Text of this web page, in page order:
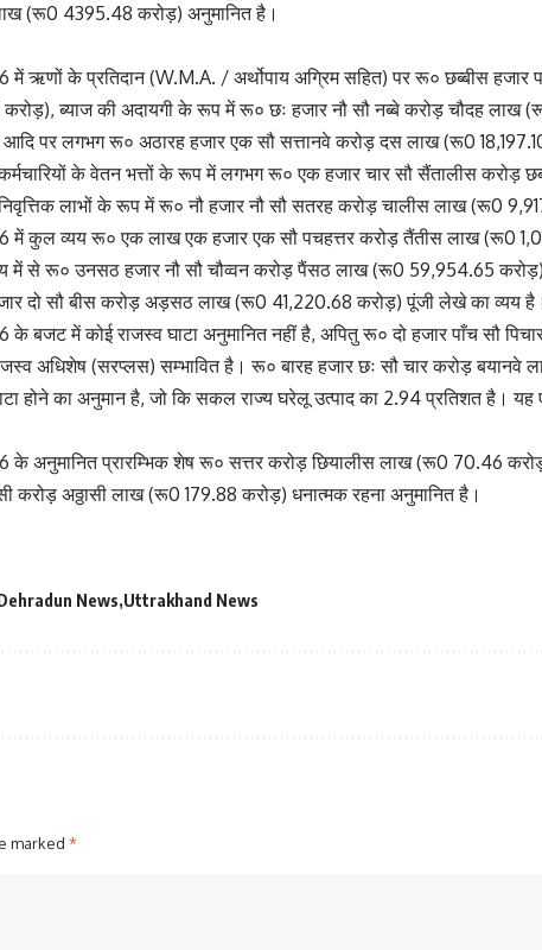
(रू0 4395.48 करोड़) अनुमानित है।
में ऋणों के प्रतिदान (W.M.A. / अर्थोपाय अग्रिम सहित) पर रू० छब्बीस
ब्याज की अदायगी के रूप में रू० छः हजार नौ सौ नब्बे करोड़ चौदह लाख
पर लगभग रू० अठारह हजार एक सौ सत्तानवे करोड़ दस लाख (रू0
के वेतन भत्तों के रूप में लगभग रू० एक हजार चार सौ सैंतालीस करोड़
लाभों के रूप में रू० नौ हजार नौ सौ सतरह करोड़ चालीस लाख (रू0
में कुल व्यय रू० एक लाख एक हजार एक सौ पचहत्तर करोड़ तैंतीस लाख (रू0
में से रू० उनसठ हजार नौ सौ चौव्वन करोड़ पैंसठ लाख (रू0 59,954.65
दो सौ बीस करोड़ अड़सठ लाख (रू0 41,220.68 करोड़) पूंजी लेखे का व्यय है।
के बजट में कोई राजस्व घाटा अनुमानित नहीं है, अपितु रू० दो हजार पाँच सौ
अधिशेष (सरप्लस) सम्भावित है। रू० बारह हजार छः सौ चार करोड़
होने का अनुमान है, जो कि सकल राज्य घरेलू उत्पाद का 2.94 प्रतिशत है। यह
के अनुमानित प्रारम्भिक शेष रू० सत्तर करोड़ छियालीस लाख (रू0 70.46
करोड़ अठ्ठासी लाख (रू0 179.88 करोड़) धनात्मक रहना अनुमानित है।
News Uttrakhand News
marked *